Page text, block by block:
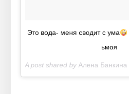
Это вода- меня сводит с ума
ьмоя
A post shared byАлена Банкина